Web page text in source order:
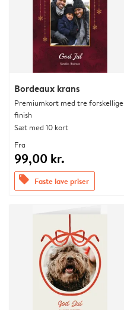
Bordeaux krans
Premiumkort med tre forskellige
finish
Sæt med 10 kort
Fra
99,00 kr.
offers Faste lave priser